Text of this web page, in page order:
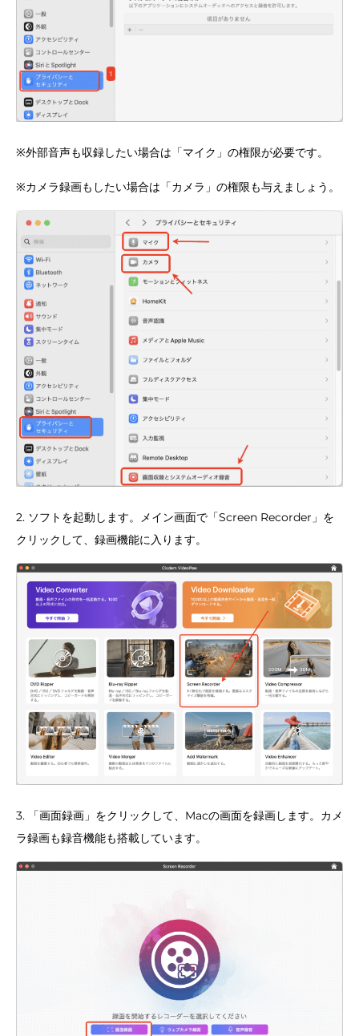
※外部音声も収録したい場合は「マイク」の権限が必要です。
※カメラ録画もしたい場合は「カメラ」の権限も与えましょう。
2. ソフトを起動します。メイン画面で「Screen Recorder」を
クリックして、録画機能に入ります。
3. 「画面録画」をクリックして、Macの画面を録画します。カメ
ラ録画も録音機能も搭載しています。